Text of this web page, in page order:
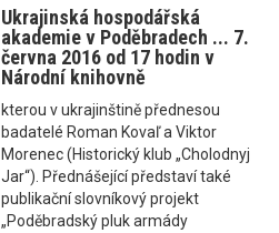
Ukrajinská hospodářská
akademie v Poděbradech ... 7.
června 2016 od 17 hodin v
Národní knihovně
kterou v ukrajinštině přednesou
badatelé Roman Kovaľ a Viktor
Morenec (Historický klub „Cholodnyj
Jar“). Přednášející představí také
publikační slovníkový projekt
„Poděbradský pluk armády